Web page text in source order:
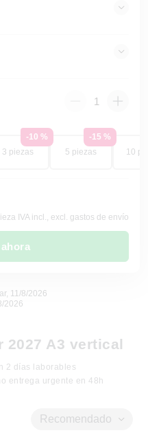
-10 %
3 piezas
-15 %
5 piezas
10
IVA incl., excl. gastos de envío
11/8/2026
2026
2027 A3 vertical
2 días laborables
entrega urgente en 48h
Recomendado